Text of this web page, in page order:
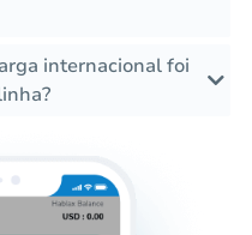
internacional foi